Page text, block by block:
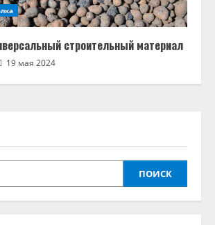
строительный материал
19 мая 2024
ПОИСК